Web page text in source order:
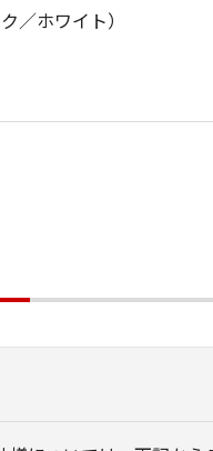
／ホワイト）